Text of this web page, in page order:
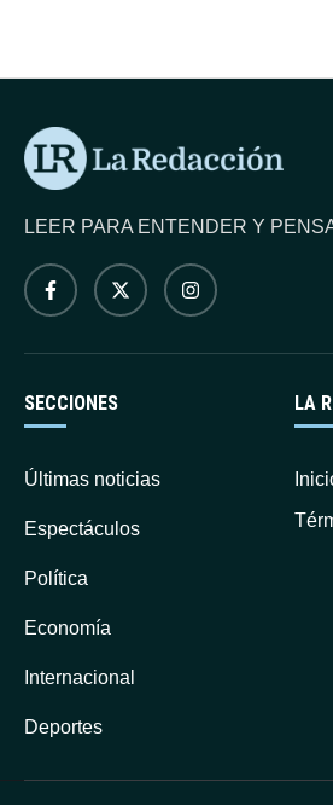
LA
SECCIONES
Últimas noticias
Espectáculos
Política
Economía
Internacional
Deportes
LEER PARA ENTENDER Y